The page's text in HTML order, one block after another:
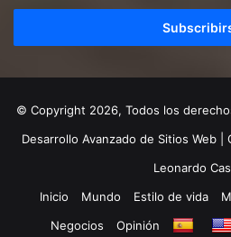
correo
© Copyright 2026, Todos los
Desarrollo Avanzado de Sitios Web |
Leonardo
Inicio
Mundo Estilo de vida
Negocios
Opinión